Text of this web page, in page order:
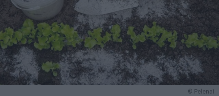
© Pelenai